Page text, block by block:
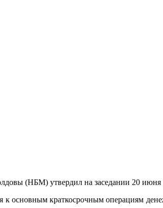
(НБМ) утвердил на заседании 20
к основным краткосрочным операциям